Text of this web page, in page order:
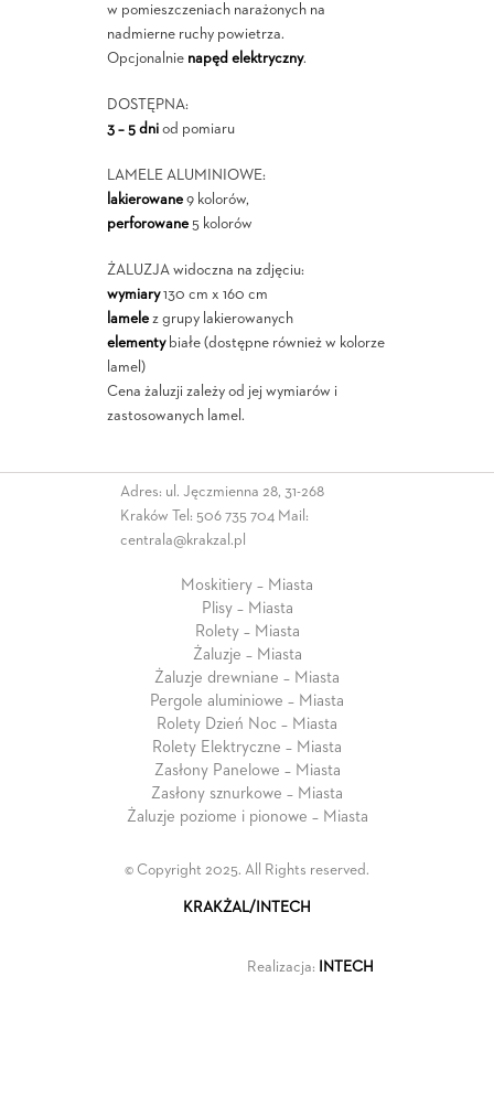
w pomieszczeniach narażonych na
nadmierne ruchy powietrza.
Opcjonalnie napęd elektryczny.
DOSTĘPNA:
3 – 5 dniod pomiaru
LAMELE ALUMINIOWE:
lakierowane9 kolorów,
perforowane5 kolorów
ŻALUZJA widoczna na zdjęciu:
wymiary130 cm x 160 cm
lamelez grupy lakierowanych
elementybiałe (dostępne również w kolorze
lamel)
Cena żaluzji zależy od jej wymiarów i
zastosowanych lamel.
Adres: ul. Jęczmienna 28, 31-268
Kraków Tel: 506 735 704 Mail:
centrala@krakzal.pl
Moskitiery – Miasta
Plisy – Miasta
Rolety – Miasta
Żaluzje – Miasta
Żaluzje drewniane – Miasta
Pergole aluminiowe – Miasta
Rolety Dzień Noc – Miasta
Rolety Elektryczne – Miasta
Zasłony Panelowe – Miasta
Zasłony sznurkowe – Miasta
Żaluzje poziome i pionowe – Miasta
© Copyright 2025. All Rights reserved.
KRAKŻAL/INTECH
Realizacja: INTECH